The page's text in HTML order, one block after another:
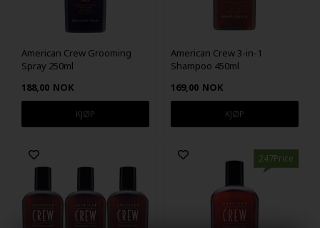
American Crew Grooming
Spray 250ml
188,00 NOK
American Crew 3-in-1
Shampoo 450ml
169,00 NOK
247Price